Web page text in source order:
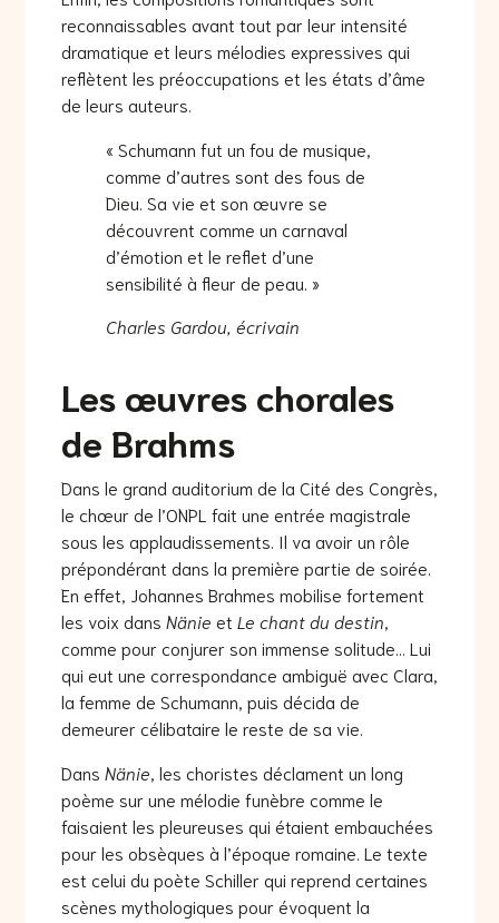
reconnaissables avant tout par leur intensité
dramatique et leurs mélodies expressives qui
reflètent les préoccupations et les états d’âme
de leurs auteurs.
« Schumann fut un fou de musique,
comme d’autres sont des fous de
Dieu. Sa vie et son œuvre se
découvrent comme un carnaval
d’émotion et le reflet d’une
sensibilité à fleur de peau. »
Charles Gardou, écrivain
Les œuvres chorales
de Brahms
Dans le grand auditorium de la Cité des Congrès,
le chœur de l’ONPL fait une entrée magistrale
sous les applaudissements. Il va avoir un rôle
prépondérant dans la première partie de soirée.
En effet, Johannes Brahmes mobilise fortement
les voix dans Nänie et Le chant du destin,
comme pour conjurer son immense solitude… Lui
qui eut une correspondance ambiguë avec Clara,
la femme de Schumann, puis décida de
demeurer célibataire le reste de sa vie.
Dans Nänie, les choristes déclament un long
poème sur une mélodie funèbre comme le
faisaient les pleureuses qui étaient embauchées
pour les obsèques à l’époque romaine. Le texte
est celui du poète Schiller qui reprend certaines
scènes mythologiques pour évoquent la